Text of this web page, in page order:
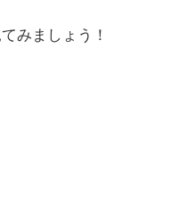
みましょう！